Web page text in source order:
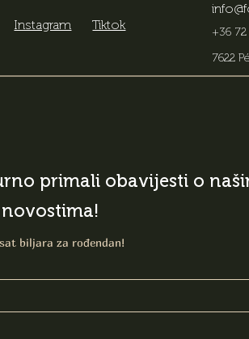
Instagram Tiktok
+36
7622
primali obavijesti o
biljara za rođendan!